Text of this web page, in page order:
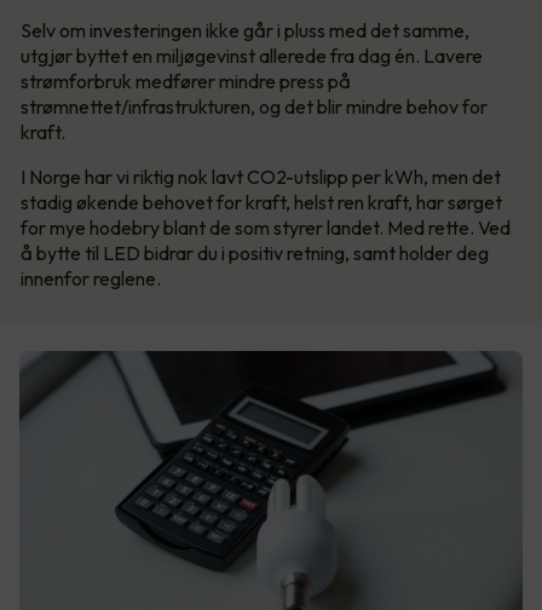
Selv om investeringen ikke går i pluss med det samme,
utgjør byttet en miljøgevinst allerede fra dag én. Lavere
strømforbruk medfører mindre press på
strømnettet/infrastrukturen, og det blir mindre behov for
kraft.
I Norge har vi riktig nok lavt CO2-utslipp per kWh, men det
stadig økende behovet for kraft, helst ren kraft, har sørget
for mye hodebry blant de som styrer landet. Med rette. Ved
å bytte til LED bidrar du i positiv retning, samt holder deg
innenfor reglene.